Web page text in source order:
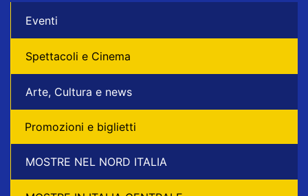
Eventi
Spettacoli e Cinema
Arte, Cultura e news
Promozioni e biglietti
MOSTRE NEL NORD ITALIA